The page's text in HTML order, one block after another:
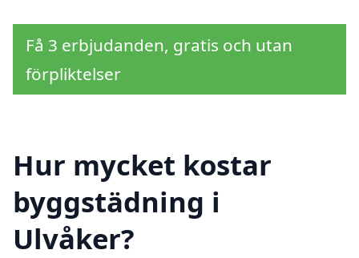
Få 3 erbjudanden, gratis och utan
förpliktelser
Hur mycket kostar
byggstädning i
Ulvåker?